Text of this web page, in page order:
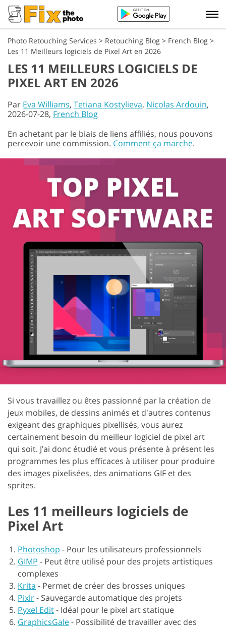
Photo Retouching Services > Retouching Blog > French Blog >
Les 11 Meilleurs logiciels de Pixel Art en 2026
LES 11 MEILLEURS LOGICIELS DE
PIXEL ART EN 2026
Par Eva Williams, Tetiana Kostylieva, Nicolas Ardouin,
2026-07-28, French Blog
En achetant par le biais de liens affiliés, nous pouvons
percevoir une commission. Comment ça marche.
Si vous travaillez ou êtes passionné par la création de
jeux mobiles, de dessins animés et d'autres contenus
exigeant des graphiques pixellisés, vous aurez
certainement besoin du meilleur logiciel de pixel art
qui soit. J’ai donc étudié et vous présente à présent les
programmes les plus efficaces à utiliser pour produire
des images pixelisées, des animations GIF et des
sprites.
Les 11 meilleurs logiciels de
Pixel Art
Photoshop - Pour les utilisateurs professionnels
GIMP - Peut être utilisé pour des projets artistiques
complexes
Krita - Permet de créer des brosses uniques
Pixlr- Sauvegarde automatique des projets
Pyxel Edit- Idéal pour le pixel art statique
GraphicsGale- Possibilité de travailler avec des